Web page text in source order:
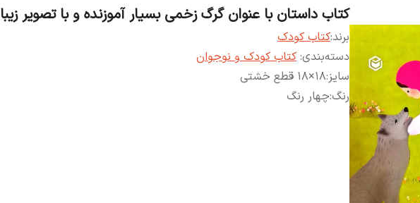
کتاب داستان با عنوان گرگ زخمی بسیار آموزنده و با تصویر زیبا
برند:کتاب کودک
دسته‌بندی: کتاب کودک و نوجوان
سایز:18×18 قطع خشتی
رنگ:چهار رنگ